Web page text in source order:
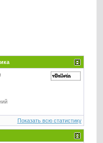
Показать всю статистику